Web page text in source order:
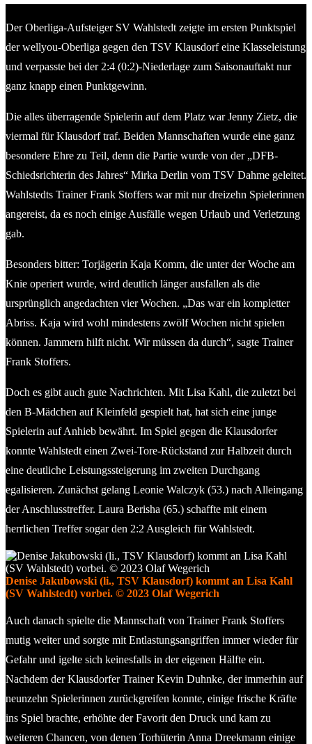
Der Oberliga-Aufsteiger SV Wahlstedt zeigte im ersten Punktspiel
der wellyou-Oberliga gegen den TSV Klausdorf eine Klasseleistung
und verpasste bei der 2:4 (0:2)-Niederlage zum Saisonauftakt nur
ganz knapp einen Punktgewinn.
Die alles überragende Spielerin auf dem Platz war Jenny Zietz, die
viermal für Klausdorf traf. Beiden Mannschaften wurde eine ganz
besondere Ehre zu Teil, denn die Partie wurde von der „DFB-
Schiedsrichterin des Jahres“ Mirka Derlin vom TSV Dahme geleitet.
Wahlstedts Trainer Frank Stoffers war mit nur dreizehn Spielerinnen
angereist, da es noch einige Ausfälle wegen Urlaub und Verletzung
gab.
Besonders bitter: Torjägerin Kaja Komm, die unter der Woche am
Knie operiert wurde, wird deutlich länger ausfallen als die
ursprünglich angedachten vier Wochen. „Das war ein kompletter
Abriss. Kaja wird wohl mindestens zwölf Wochen nicht spielen
können. Jammern hilft nicht. Wir müssen da durch“, sagte Trainer
Frank Stoffers.
Doch es gibt auch gute Nachrichten. Mit Lisa Kahl, die zuletzt bei
den B-Mädchen auf Kleinfeld gespielt hat, hat sich eine junge
Spielerin auf Anhieb bewährt. Im Spiel gegen die Klausdorfer
konnte Wahlstedt einen Zwei-Tore-Rückstand zur Halbzeit durch
eine deutliche Leistungssteigerung im zweiten Durchgang
egalisieren. Zunächst gelang Leonie Walczyk (53.) nach Alleingang
der Anschlusstreffer. Laura Berisha (65.) schaffte mit einem
herrlichen Treffer sogar den 2:2 Ausgleich für Wahlstedt.
Denise Jakubowski (li., TSV Klausdorf) kommt an Lisa Kahl
(SV Wahlstedt) vorbei. © 2023 Olaf Wegerich
Auch danach spielte die Mannschaft von Trainer Frank Stoffers
mutig weiter und sorgte mit Entlastungsangriffen immer wieder für
Gefahr und igelte sich keinesfalls in der eigenen Hälfte ein.
Nachdem der Klausdorfer Trainer Kevin Duhnke, der immerhin auf
neunzehn Spielerinnen zurückgreifen konnte, einige frische Kräfte
ins Spiel brachte, erhöhte der Favorit den Druck und kam zu
weiteren Chancen, von denen Torhüterin Anna Dreekmann einige